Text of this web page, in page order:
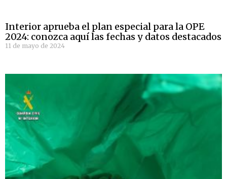
Interior aprueba el plan especial para la OPE
2024: conozca aquí las fechas y datos destacados
11 de mayo de 2024